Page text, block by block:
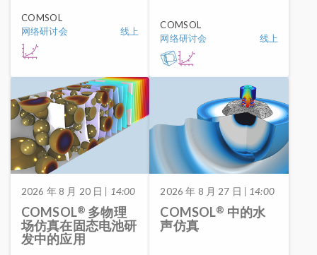
COMSOL
网络研讨会
线上
COMSOL
网络研讨会
线上
2026 年 8 月 20 日 | 14:00
COMSOL® 多物理
场仿真在固态电池研
发中的应用
2026 年 8 月 27 日 | 14:00
COMSOL® 中的水
声仿真